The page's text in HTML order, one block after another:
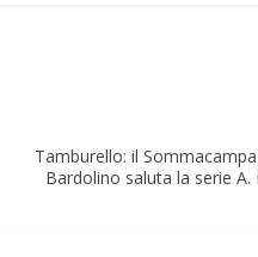
Tamburello: il
Bardolino saluta la serie